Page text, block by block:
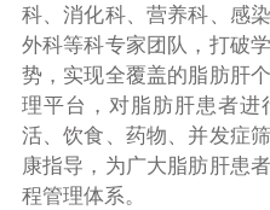
科、消化科、营养科、感
外科等科专家团队，打破
势，实现全覆盖的脂肪肝
理平台，对脂肪肝患者进
活、饮食、药物、并发症
康指导，为广大脂肪肝患
程管理体系。